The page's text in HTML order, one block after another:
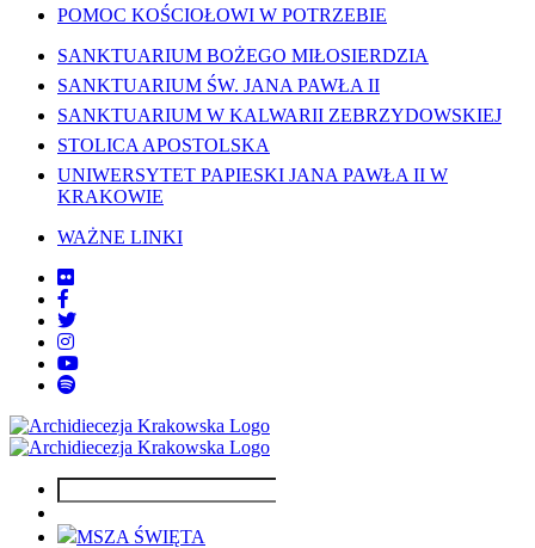
POMOC KOŚCIOŁOWI W POTRZEBIE
SANKTUARIUM BOŻEGO MIŁOSIERDZIA
SANKTUARIUM ŚW. JANA PAWŁA II
SANKTUARIUM W KALWARII ZEBRZYDOWSKIEJ
STOLICA APOSTOLSKA
UNIWERSYTET PAPIESKI JANA PAWŁA II W
KRAKOWIE
WAŻNE LINKI
MSZA ŚWIĘTA